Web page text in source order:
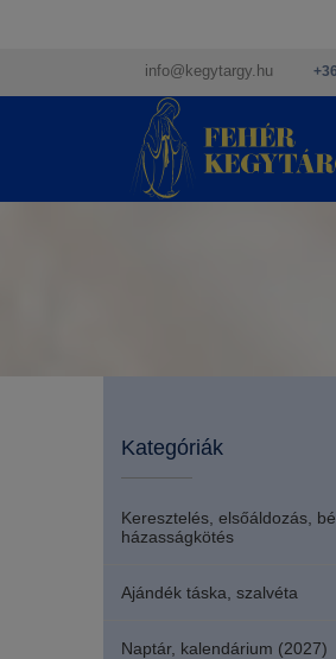
info@kegytargy.hu
Kategóriák
Keresztelés, elsőáldozás,
házasságkötés
Ajándék táska, szalvéta
Naptár, kalendárium (2027)